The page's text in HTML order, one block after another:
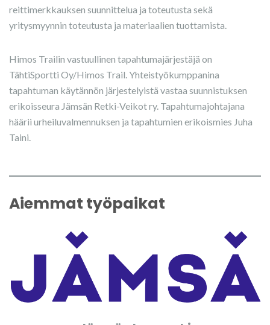
reittimerkkauksen suunnittelua ja toteutusta sekä
yritysmyynnin toteutusta ja materiaalien tuottamista.
Himos Trailin vastuullinen tapahtumajärjestäjä on
TähtiSportti Oy/Himos Trail. Yhteistyökumppanina
tapahtuman käytännön järjestelyistä vastaa suunnistuksen
erikoisseura Jämsän Retki-Veikot ry. Tapahtumajohtajana
häärii urheiluvalmennuksen ja tapahtumien erikoismies Juha
Taini.
Aiemmat työpaikat